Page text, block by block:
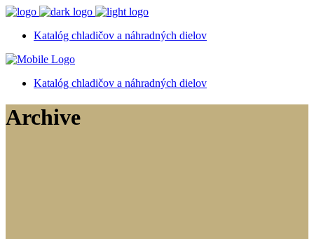
Katalóg chladičov a náhradných dielov
Katalóg chladičov a náhradných dielov
Archive